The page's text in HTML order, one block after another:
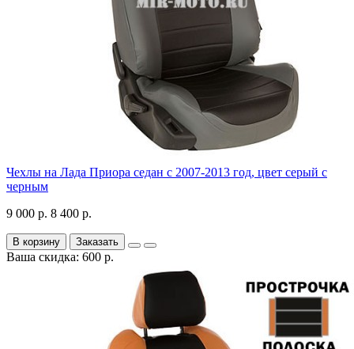
Чехлы на Лада Приора седан с 2007-2013 год, цвет серый с
черным
9 000 р. 8 400 р.
В корзину Заказать
Ваша скидка: 600 р.